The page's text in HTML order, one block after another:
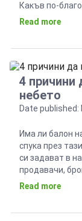
Какъв по-
основно
Read more
4
небето
Date published:
Има ли балон
спука през
си задават в
продавачи,
повече
Read more